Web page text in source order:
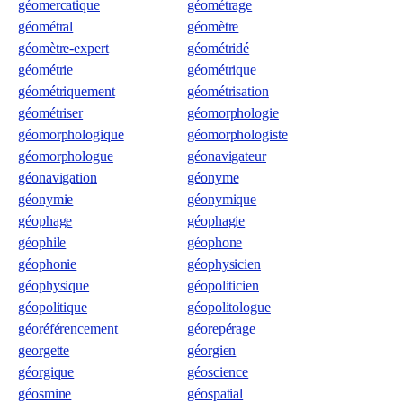
géomercatique
géométrage
géométral
géomètre
géomètre-expert
géométridé
géométrie
géométrique
géométriquement
géométrisation
géométriser
géomorphologie
géomorphologique
géomorphologiste
géomorphologue
géonavigateur
géonavigation
géonyme
géonymie
géonymique
géophage
géophagie
géophile
géophone
géophonie
géophysicien
géophysique
géopoliticien
géopolitique
géopolitologue
géoréférencement
géorepérage
georgette
géorgien
géorgique
géoscience
géosmine
géospatial